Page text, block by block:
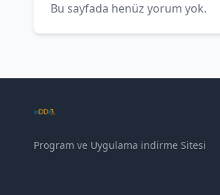
Bu sayfada henüz yorum yok.
Program ve Uygulama indirme Sitesi